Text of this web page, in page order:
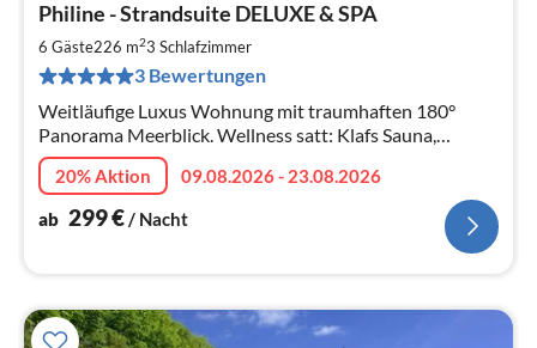
Philine - Strandsuite DELUXE & SPA
6 Gäste226 m23 Schlafzimmer
3 Bewertungen
Weitläufige Luxus Wohnung mit traumhaften 180°
Panorama Meerblick. Wellness satt: Klafs Sauna,
Infrarotkabine und Massagesessel. Beheizbarer
Gartenpool. offener Kamin.
20% Aktion
09.08.2026 - 23.08.2026
ab 299€/ Nacht